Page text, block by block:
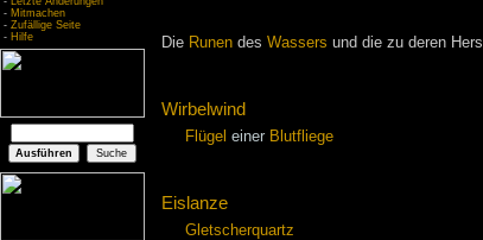
- Mitmachen
- Zufällige Seite
- Hilfe Die Runendes Wassers und die zu deren
Wirbelwind
Flügel einer Blutfliege
Eislanze
Gletscherquartz